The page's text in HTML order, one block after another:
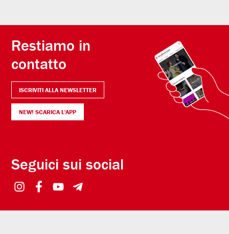
Restiamo in
contatto
ISCRIVITI ALLA NEWSLETTER
NEW! SCARICA L'APP
Seguici sui social